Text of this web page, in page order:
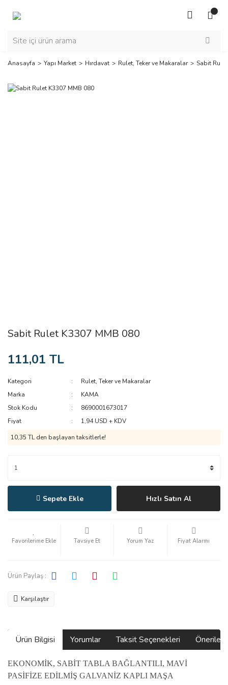
Anasayfa Yapı Market Hırdavat Rulet, Teker ve Makaralar Sabit
Sabit Rulet K3307 MMB 080
111,01 TL
Kategori
Rulet, Teker ve Makaralar
Marka
KAMA
Stok Kodu
8690001673017
Fiyat
1,94 USD + KDV
10,35 TL den başlayan taksitlerle!
Sepete Ekle Hızlı Satın Al
Tavsiye Et Yorum Yaz Fiyat Alarmı
Ürün Paylaş :
Karşılaştır
Ürün Bilgisi Yorumlar Taksit Seçenekleri
EKONOMİK, SABİT TABLA BAĞLANTILI, MAVİ
PASİFİZE EDİLMİŞ GALVANİZ KAPLI MAŞA